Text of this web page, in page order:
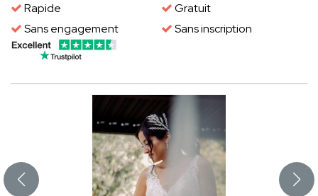
Rapide
Gratuit
Sans engagement
Sans inscription